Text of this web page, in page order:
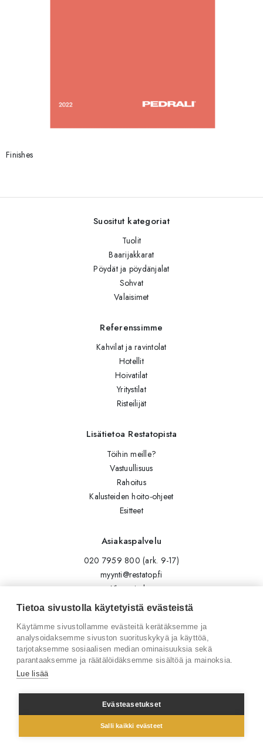
Finishes
Suositut kategoriat
Tuolit
Baarijakkarat
Pöydät ja pöydänjalat
Sohvat
Valaisimet
Referenssimme
Kahvilat ja ravintolat
Hotellit
Hoivatilat
Yritystilat
Risteilijät
Lisätietoa Restatopista
Töihin meille?
Vastuullisuus
Rahoitus
Kalusteiden hoito-ohjeet
Esitteet
Asiakaspalvelu
020 7959 800 (ark. 9-17)
myynti@restatop.fi
Yhteystiedot
Lähetä viesti
Seuraa meitä
Tilaa uutiskirje
Facebook
© 2026 Restatop Oy
Tietoa sivustolla käytetyistä evästeistä
Käytämme sivustollamme evästeitä kerätäksemme ja
analysoidaksemme sivuston suorituskykyä ja käyttöä,
tarjotaksemme sosiaalisen median ominaisuuksia sekä
parantaaksemme ja räätälöidäksemme sisältöä ja mainoksia.
Lue lisää
Evästeasetukset
Salli kaikki evästeet